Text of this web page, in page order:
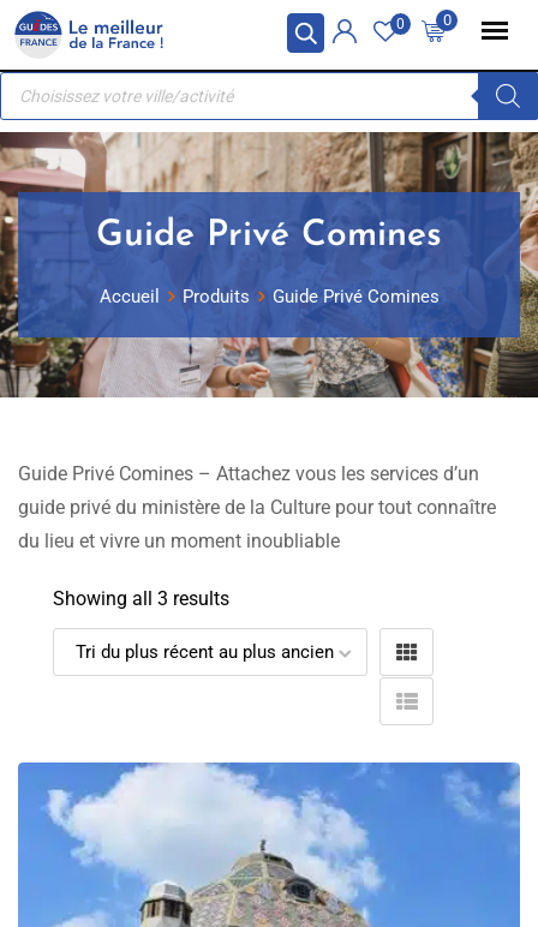
Panneau de gestion des cookies
Skip
content
0
0
Recherche
produits
Guide Privé Comines
Accueil Produits Guide Privé Comines
Guide Privé Comines – Attachez vous les services d’un
guide privé du ministère de la Culture pour tout connaître
du lieu et vivre un moment inoubliable
Showing all 3 results